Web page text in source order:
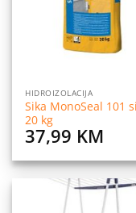
HIDROIZOLACIJA
Sika MonoSeal 101
20 kg
37,99 KM